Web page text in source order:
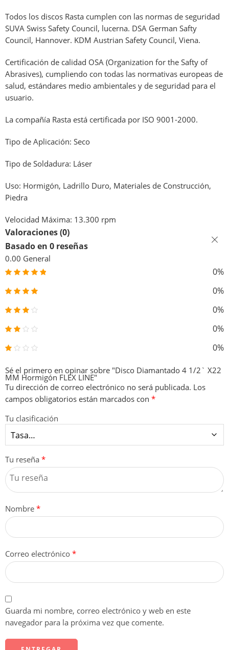
Todos los discos Rasta cumplen con las normas de seguridad
SUVA Swiss Safety Council, lucerna. DSA German Safty
Council, Hannover. KDM Austrian Safety Council, Viena.
Certificación de calidad OSA (Organization for the Safty of
Abrasives), cumpliendo con todas las normativas europeas de
salud, estándares medio ambientales y de seguridad para el
usuario.
La compañía Rasta está certificada por ISO 9001-2000.
Tipo de Aplicación: Seco
Tipo de Soldadura: Láser
Uso: Hormigón, Ladrillo Duro, Materiales de Construcción,
Piedra
Velocidad Máxima: 13.300 rpm
Valoraciones (0)
Basado en 0 reseñas
0.00 General
0%
0%
0%
0%
0%
Sé el primero en opinar sobre "Disco Diamantado 4 1/2` X22
MM Hormigón FLEX LINE"
Tu dirección de correo electrónico no será publicada. Los
campos obligatorios están marcados con *
Tu clasificación
Tu reseña *
Nombre *
Correo electrónico *
Guarda mi nombre, correo electrónico y web en este
navegador para la próxima vez que comente.